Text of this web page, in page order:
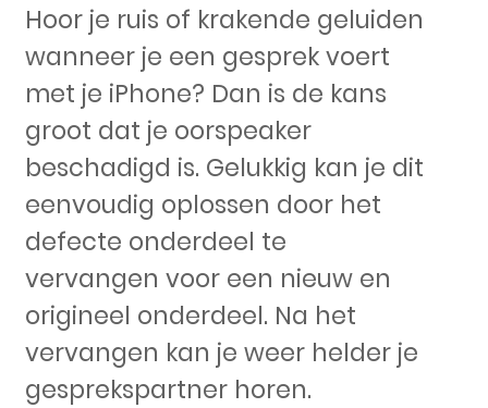
Hoor je ruis of krakende geluiden
wanneer je een gesprek voert
met je iPhone? Dan is de kans
groot dat je oorspeaker
beschadigd is. Gelukkig kan je dit
eenvoudig oplossen door het
defecte onderdeel te
vervangen voor een nieuw en
origineel onderdeel. Na het
vervangen kan je weer helder je
gesprekspartner horen.